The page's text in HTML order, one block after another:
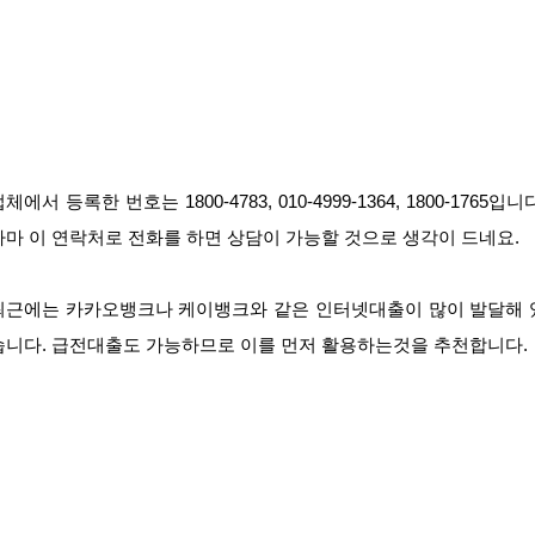
체에서 등록한 번호는 1800-4783, 010-4999-1364, 1800-1765입니
마 이 연락처로 전화를 하면 상담이 가능할 것으로 생각이 드네요.
근에는 카카오뱅크나 케이뱅크와 같은 인터넷대출이 많이 발달해
니다. 급전대출도 가능하므로 이를 먼저 활용하는것을 추천합니다.